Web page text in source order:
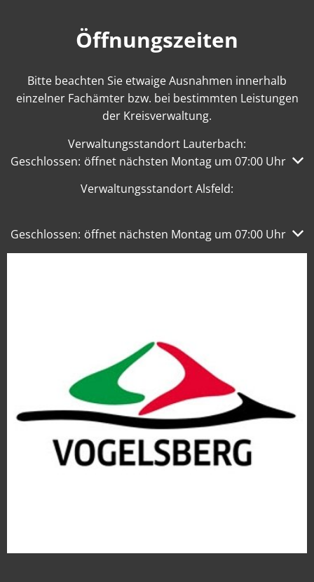
Öffnungszeiten
Bitte beachten Sie etwaige Ausnahmen innerhalb
einzelner Fachämter bzw. bei bestimmten Leistungen
der Kreisverwaltung.
Verwaltungsstandort Lauterbach:
Klicken, um weitere Öffnungs- oder Schließzeiten
Geschlossen: öffnet nächsten Montag um 07:00 Uhr
Verwaltungsstandort Alsfeld:
Klicken, um weitere Öffnungs- oder Schließzeiten
Geschlossen: öffnet nächsten Montag um 07:00 Uhr